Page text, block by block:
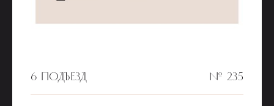
6 ПОДЪЕЗД № 235